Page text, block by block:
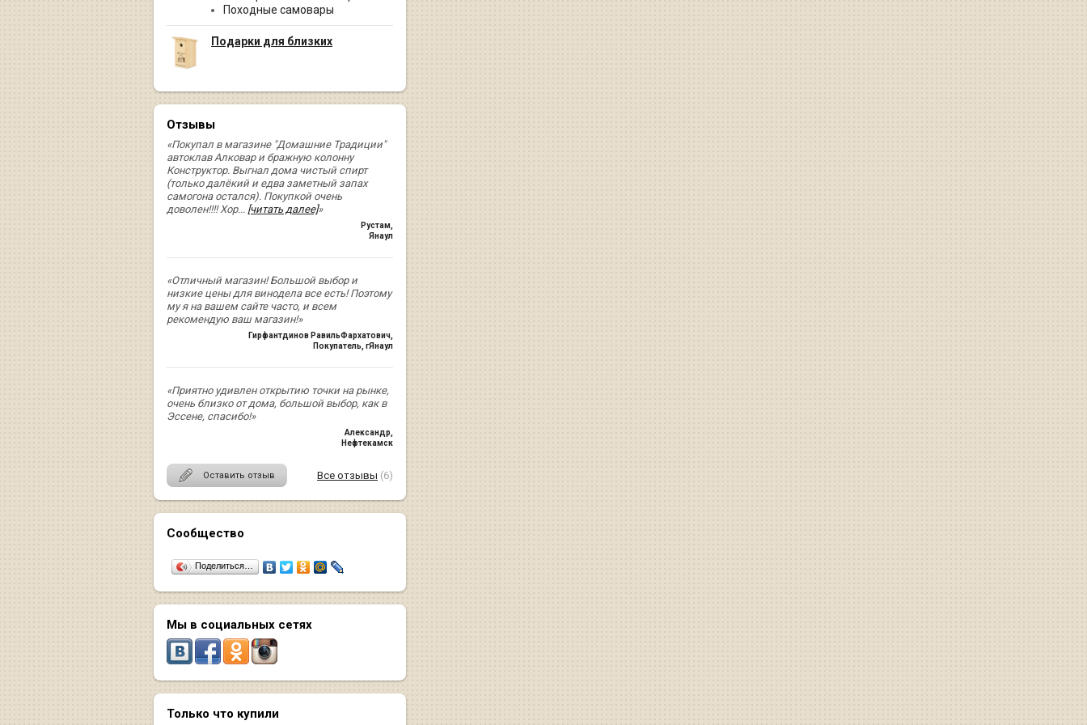
Походные самовары
Подарки для близких
Отзывы
«Покупал в магазине "Домашние Традиции"
автоклав Алковар и бражную колонну
Конструктор. Выгнал дома чистый спирт
(только далёкий и едва заметный запах
самогона остался). Покупкой очень
доволен!!!! Хор... [читать далее]»
Рустам
Янаул
«Отличный магазин! Большой выбор и
низкие цены для винодела все есть! Поэтому
му я на вашем сайте часто, и всем
рекомендую ваш магазин!»
Гирфантдинов РавильФархатович
Покупатель, гЯнаул
«Приятно удивлен открытию точки на рынке,
очень близко от дома, большой выбор, как в
Эссене, спасибо!»
Александр
Нефтекамск
Оставить отзыв Все отзывы (6)
Сообщество
Поделиться…
Мы в социальных сетях
Только что купили